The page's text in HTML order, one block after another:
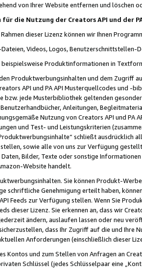
von Ihrer Website entfernen und löschen
für die Nutzung der Creators API und der
Rahmen dieser Lizenz können wir Ihnen
Videos, Logos, Benutzerschnittstellen-
beispielsweise Produktinformationen in
Produktwerbungsinhalten und dem Zugriff
API und PA API Musterquellcodes und
bzw. jede Musterbibliothek geltenden
Anleitungen,
Nutzung von Creators API und PA
und Test- und Leistungskriterien
schließt ausdrücklich
sowie alle von uns zur Verfügung
Bilder, Texte oder sonstige
Website handelt.
Sie können Produkt-
schriftliche Genehmigung erteilt haben,
Feeds zur Verfügung stellen. Wenn Sie
dieser Lizenz. Sie erkennen an, dass wir
ändern, auslaufen lassen oder neu
dass Ihr Zugriff auf die und Ihre
Anforderungen (einschließlich dieser
Kontos und zum Stellen von Anfragen an
Schlüssel (jedes Schlüsselpaar eine